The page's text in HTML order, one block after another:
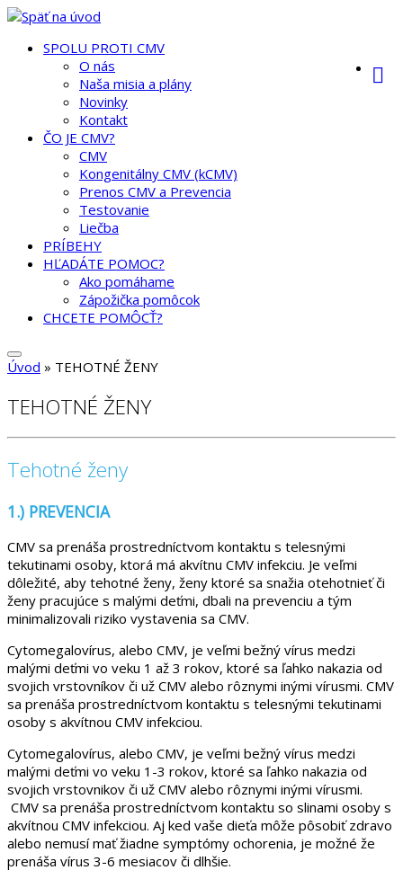
SPOLU PROTI CMV
O nás
Naša misia a plány
Novinky
Kontakt
ČO JE CMV?
CMV
Kongenitálny CMV (kCMV)
Prenos CMV a Prevencia
Testovanie
Liečba
PRÍBEHY
HĽADÁTE POMOC?
Ako pomáhame
Zápožička pomôcok
CHCETE POMÔCŤ?
Úvod » TEHOTNÉ ŽENY
TEHOTNÉ ŽENY
Tehotné ženy
1.) PREVENCIA
CMV sa prenáša prostredníctvom kontaktu s telesnými
tekutinami osoby, ktorá má akvítnu CMV infekciu. Je veľmi
dôležité, aby tehotné ženy, ženy ktoré sa snažia otehotnieť či
ženy pracujúce s malými deťmi, dbali na prevenciu a tým
minimalizovali riziko vystavenia sa CMV.
Cytomegalovírus, alebo CMV, je veľmi bežný vírus medzi
malými deťmi vo veku 1 až 3 rokov, ktoré sa ľahko nakazia od
svojich vrstovníkov či už CMV alebo rôznymi inými vírusmi. CMV
sa prenáša prostredníctvom kontaktu s telesnými tekutinami
osoby s akvítnou CMV infekciou.
Cytomegalovírus, alebo CMV, je veľmi bežný vírus medzi
malými deťmi vo veku 1-3 rokov, ktoré sa ľahko nakazia od
svojich vrstovnikov či už CMV alebo rôznymi inými vírusmi.
CMV sa prenáša prostredníctvom kontaktu so slinami osoby s
akvítnou CMV infekciou. Aj ked vaše dieťa môže pôsobiť zdravo
alebo nemusí mať žiadne symptómy ochorenia, je možné že
prenáša vírus 3-6 mesiacov či dlhšie.